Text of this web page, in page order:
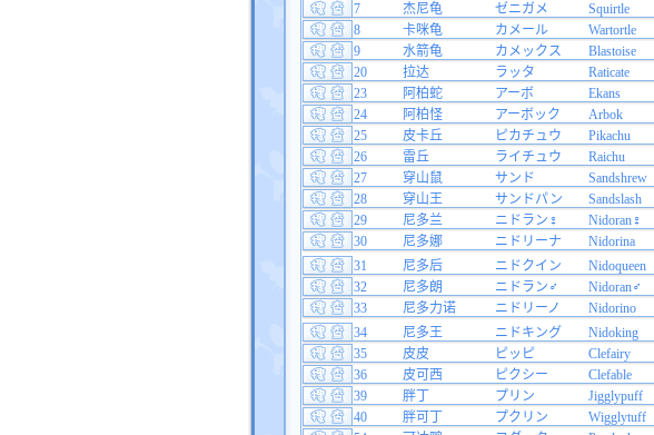
7
杰尼龟 ゼニガメ Squirtle
8
卡咪龟 カメール Wartortle
9
水箭龟 カメックス Blastoise
20
拉达 ラッタ Raticate
23
阿柏蛇 アーボ Ekans
24
阿柏怪 アーボック Arbok
25
皮卡丘 ピカチュウ Pikachu
26
雷丘 ライチュウ Raichu
27
穿山鼠 サンド Sandshrew
28
穿山王 サンドパン Sandslash
29
尼多兰 ニドラン♀ Nidoran♀
30
尼多娜 ニドリーナ Nidorina
31
尼多后 ニドクイン Nidoqueen
32
尼多朗 ニドラン♂ Nidoran♂
33
尼多力诺 ニドリーノ Nidorino
34
尼多王 ニドキング Nidoking
35
皮皮 ピッピ Clefairy
36
皮可西 ピクシー Clefable
39
胖丁 プリン Jigglypuff
40
胖可丁 プクリン Wigglytuff